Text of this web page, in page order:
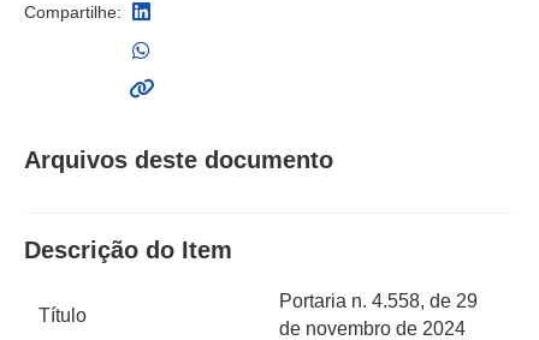
Compartilhe:
Arquivos deste documento
Descrição do Item
Título
Portaria n. 4.558, de 29
de novembro de 2024